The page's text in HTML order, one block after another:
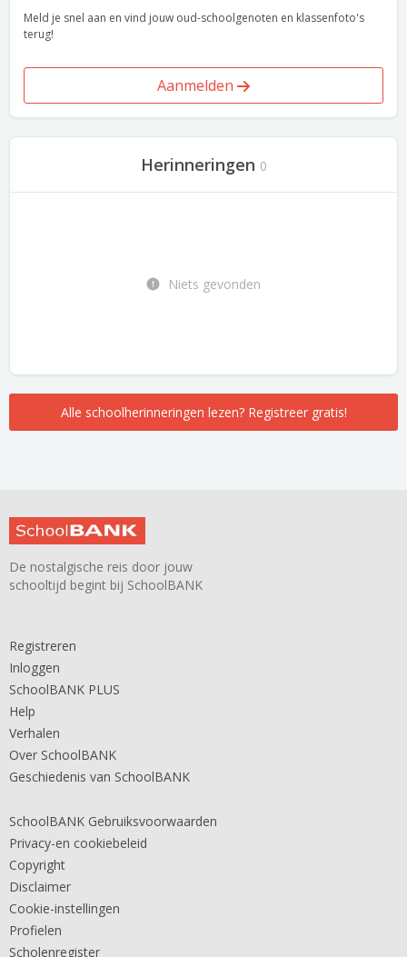
Meld je snel aan en vind jouw oud-schoolgenoten en klassenfoto's
terug!
Aanmelden
Herinneringen 0
Niets gevonden
Alle schoolherinneringen lezen? Registreer gratis!
De nostalgische reis door jouw
schooltijd begint bij SchoolBANK
Registreren
Inloggen
SchoolBANK PLUS
Help
Verhalen
Over SchoolBANK
Geschiedenis van SchoolBANK
SchoolBANK Gebruiksvoorwaarden
Privacy-en cookiebeleid
Copyright
Disclaimer
Cookie-instellingen
Profielen
Scholenregister